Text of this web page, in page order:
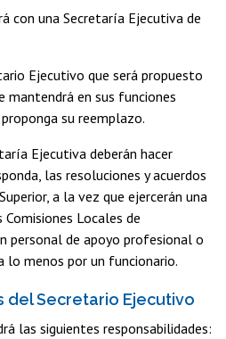
con una Secretaría Ejecutiva de
Ejecutivo que será propuesto
mantendrá en sus funciones
su reemplazo.
Ejecutiva deberán hacer
las resoluciones y acuerdos
a la vez que ejercerán una
Locales de
personal de apoyo profesional o
menos por un funcionario.
del Secretario Ejecutivo
las siguientes responsabilidades: